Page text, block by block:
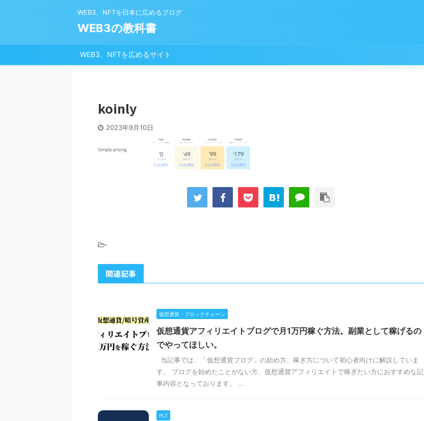
WEB3、NFTを日本に広めるブログ
WEB3の教科書
WEB3、NFTを広めるサイト
koinly
2023年9月10日
-
関連記事
仮想通貨・ブロックチェーン
仮想通貨アフィリエイトブログで月1万円稼ぐ方法。副業として稼げるの
でやってほしい。
当記事では、「仮想通貨ブログ」の始め方、稼ぎ方について初心者向けに解説していま
す。 ブログを始めたことがない方、仮想通貨アフィリエイトで稼ぎたい方におすすめな記
事内容となっております。 ...
PLT